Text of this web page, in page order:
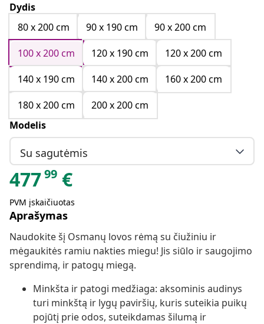
Dydis
80 x 200 cm
90 x 190 cm
90 x 200 cm
100 x 200 cm
120 x 190 cm
120 x 200 cm
140 x 190 cm
140 x 200 cm
160 x 200 cm
180 x 200 cm
200 x 200 cm
Modelis
Su sagutėmis
47799 €
PVM įskaičiuotas
Aprašymas
Naudokite šį Osmanų lovos rėmą su čiužiniu ir
mėgaukitės ramiu nakties miegu! Jis siūlo ir saugojimo
sprendimą, ir patogų miegą.
Minkšta ir patogi medžiaga: aksominis audinys
turi minkštą ir lygų paviršių, kuris suteikia puikų
pojūtį prie odos, suteikdamas šilumą ir